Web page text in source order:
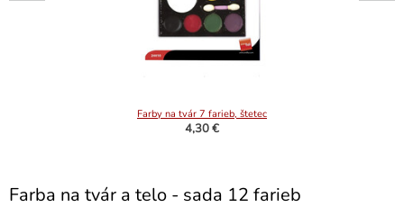
Farby na tvár 7 farieb, štetec
4,30 €
Farba na tvár a telo - sada 12 farieb